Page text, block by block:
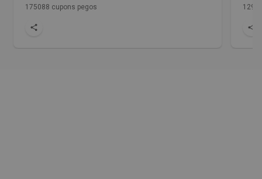
175088 cupons pegos 1298